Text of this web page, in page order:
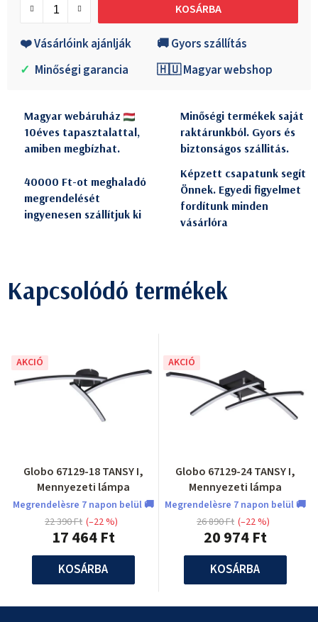
KOSÁRBA
❤️ Vásárlóink ajánlják
🚚 Gyors szállítás
✓ Minőségi garancia 🇭🇺 Magyar webshop
Magyar webáruház
10éves tapasztalattal,
amiben megbízhat.
Minőségi termékek saját
raktárunkból. Gyors és
biztonságos szállitás.
40000 Ft-ot meghaladó
megrendelését
ingyenesen szállítjuk ki
Képzett csapatunk segít
Önnek. Egyedi figyelmet
fordítunk minden
vásárlóra
Kapcsolódó termékek
AKCIÓ
Globo 67129-18 TANSY I,
Mennyezeti lámpa
Megrendelèsre 7 napon belül 🚚
17 464 Ft
22 390 Ft (–22 %)
KOSÁRBA
AKCIÓ
Globo 67129-24 TANSY I,
Mennyezeti lámpa
Megrendelèsre 7 napon belül 🚚
20 974 Ft
26 890 Ft (–22 %)
KOSÁRBA